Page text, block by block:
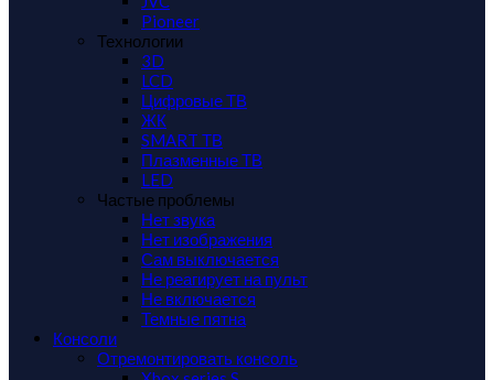
Pioneer
Технологии
3D
LCD
Цифровые ТВ
ЖК
SMART ТВ
Плазменные ТВ
LED
Частые проблемы
Нет звука
Нет изображения
Сам выключается
Не реагирует на пульт
Не включается
Темные пятна
Консоли
Отремонтировать консоль